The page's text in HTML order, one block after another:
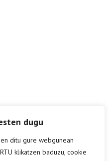
dugu
ditu gure webgunean
klikatzen baduzu, cookie